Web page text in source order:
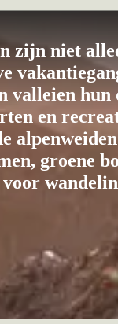
zijn niet
valleien
en
groene